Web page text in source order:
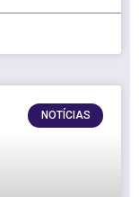
NOTÍCIAS